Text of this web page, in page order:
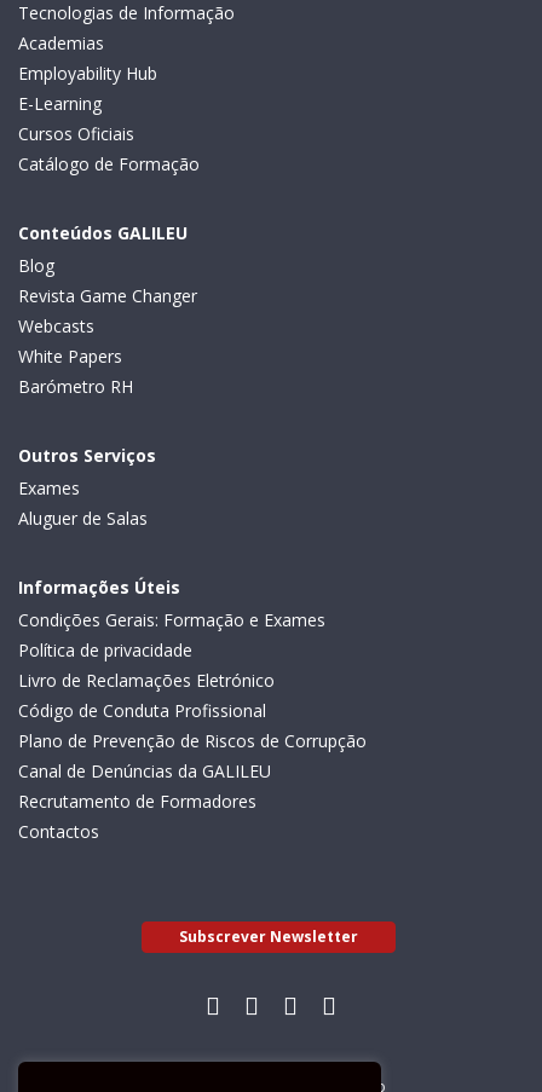
Tecnologias de Informação
Academias
Employability Hub
E-Learning
Cursos Oficiais
Catálogo de Formação
Conteúdos GALILEU
Blog
Revista Game Changer
Webcasts
White Papers
Barómetro RH
Outros Serviços
Exames
Aluguer de Salas
Informações Úteis
Condições Gerais: Formação e Exames
Política de privacidade
Livro de Reclamações Eletrónico
Código de Conduta Profissional
Plano de Prevenção de Riscos de Corrupção
Canal de Denúncias da GALILEU
Recrutamento de Formadores
Contactos
Subscrever Newsletter
Livro de Reclamações Electrónico